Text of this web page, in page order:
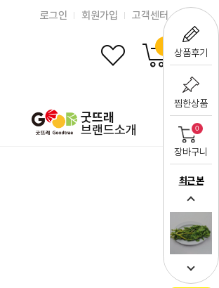
상품후기
찜한상품
0
장바구니
최근 본
로그인 회원가입 고객센터
굿뜨래
브랜드소개